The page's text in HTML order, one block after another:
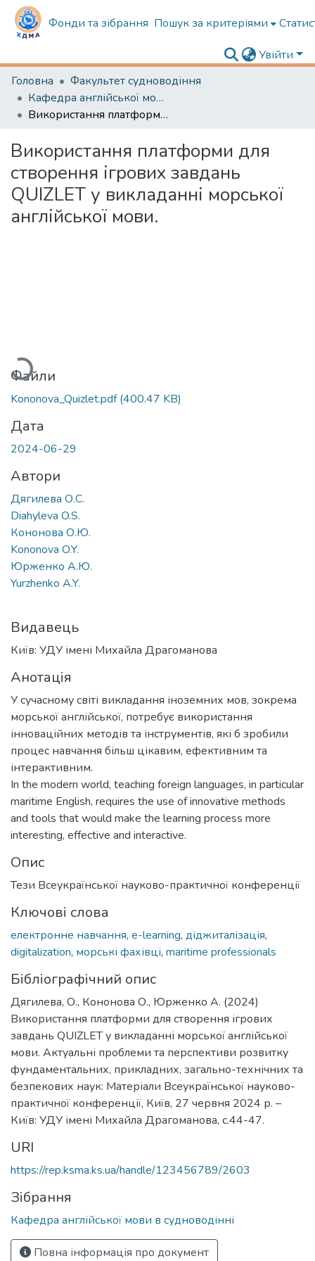
Фонди та зібрання Пошук за критеріями
Увійти
Головна
Факультет судноводіння
Кафедра англійської мови в судноводінні
Використання платформи для створення ігрових завдань QUIZLET у викладанні морської англійської мови.
Використання платформи для
створення ігрових завдань
QUIZLET у викладанні морської
англійської мови.
Вантажиться...
Файли
Kononova_Quizlet.pdf(400.47 KB)
Дата
2024-06-29
Автори
Дягилева О.С.
Diahyleva O.S.
Кононова О.Ю.
Kononova O.Y.
Юрженко А.Ю.
Yurzhenko A.Y.
Видавець
Київ: УДУ імені Михайла Драгоманова
Анотація
У сучасному світі викладання іноземних мов, зокрема
морської англійської, потребує використання
інноваційних методів та інструментів, які б зробили
процес навчання більш цікавим, ефективним та
інтерактивним.
In the modern world, teaching foreign languages, in particular
maritime English, requires the use of innovative methods
and tools that would make the learning process more
interesting, effective and interactive.
Опис
Тези Всеукраїнської науково-практичної конференції
Ключові слова
електронне навчання, e-learning, діджиталізація,
digitalization, морські фахівці, maritime professionals
Бібліографічний опис
Дягилева, О., Кононова О., Юрженко A. (2024)
Використання платформи для створення ігрових
завдань QUIZLET у викладанні морської англійської
мови. Актуальні проблеми та перспективи розвитку
фундаментальних, прикладних, загально-технічних та
безпекових наук: Матеріали Всеукраїнської науково-
практичної конференції, Київ, 27 червня 2024 р. –
Київ: УДУ імені Михайла Драгоманова, с.44-47.
URI
https://rep.ksma.ks.ua/handle/123456789/2603
Зібрання
Кафедра англійської мови в судноводінні
Повна інформація про документ